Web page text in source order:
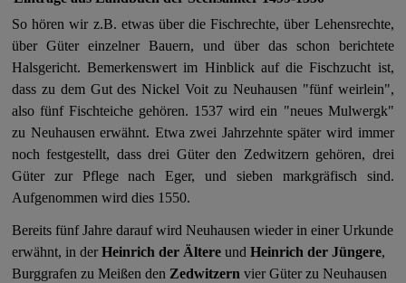
So hören wir z.B. etwas über die Fischrechte, über Lehensrechte,
über Güter einzelner Bauern, und über das schon berichtete
Halsgericht. Bemerkenswert im Hinblick auf die Fischzucht ist,
dass zu dem Gut des Nickel Voit zu Neuhausen "fünf weirlein",
also fünf Fischteiche gehören. 1537 wird ein "neues Mulwergk"
zu Neuhausen erwähnt. Etwa zwei Jahrzehnte später wird immer
noch festgestellt, dass drei Güter den Zedwitzern gehören, drei
Güter zur Pflege nach Eger, und sieben markgräfisch sind.
Aufgenommen wird dies 1550.
Bereits fünf Jahre darauf wird Neuhausen wieder in einer Urkunde
erwähnt, in derHeinrich der Ältere und Heinrich der Jüngere,
Burggrafen zu Meißen den Zedwitzern vier Güter zu Neuhausen